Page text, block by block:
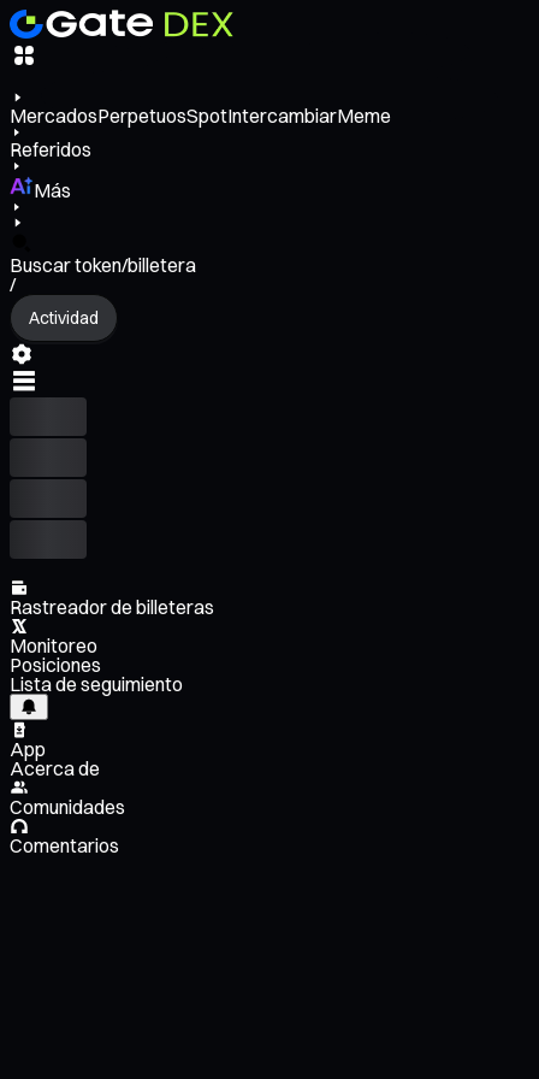
MercadosPerpetuosSpotIntercambiarMeme
Referidos
Más
Buscar token/billetera
/
Actividad
Rastreador de billeteras
Monitoreo
Posiciones
Lista de seguimiento
App
Acerca de
Comunidades
Comentarios